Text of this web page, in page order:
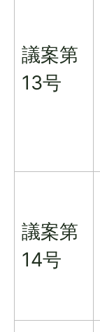
議案第
13号
議案第
14号